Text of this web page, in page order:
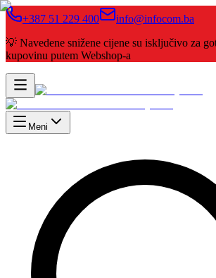
+387 51 229 400
info@infocom.ba
💡 Navedene snižene cijene su isključivo za
kupovinu putem Webshop-a
Meni